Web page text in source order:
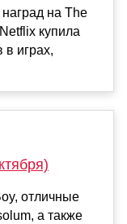
на The
купила
в играх,
отличные
а также